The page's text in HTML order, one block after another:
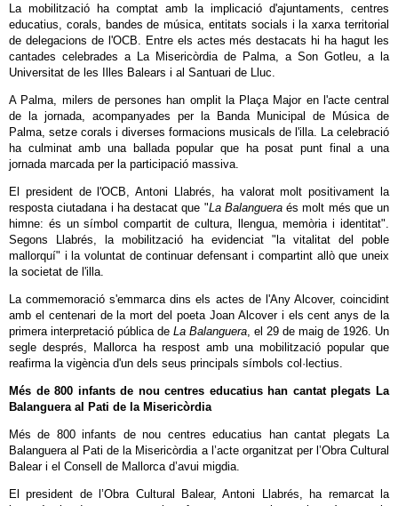
La mobilització ha comptat amb la implicació d'ajuntaments, centres
educatius, corals, bandes de música, entitats socials i la xarxa territorial
de delegacions de l'OCB. Entre els actes més destacats hi ha hagut les
cantades celebrades a La Misericòrdia de Palma, a Son Gotleu, a la
Universitat de les Illes Balears i al Santuari de Lluc.
A Palma, milers de persones han omplit la Plaça Major en l'acte central
de la jornada, acompanyades per la Banda Municipal de Música de
Palma, setze corals i diverses formacions musicals de l'illa. La celebració
ha culminat amb una ballada popular que ha posat punt final a una
jornada marcada per la participació massiva.
El president de l'OCB, Antoni Llabrés, ha valorat molt positivament la
resposta ciutadana i ha destacat que "La Balangueraés molt més que un
himne: és un símbol compartit de cultura, llengua, memòria i identitat".
Segons Llabrés, la mobilització ha evidenciat "la vitalitat del poble
mallorquí" i la voluntat de continuar defensant i compartint allò que uneix
la societat de l'illa.
La commemoració s'emmarca dins els actes de l'Any Alcover, coincidint
amb el centenari de la mort del poeta Joan Alcover i els cent anys de la
primera interpretació pública de La Balanguera, el 29 de maig de 1926. Un
segle després, Mallorca ha respost amb una mobilització popular que
reafirma la vigència d'un dels seus principals símbols col·lectius.
Més de 800 infants de nou centres educatius han cantat plegats La
Balanguera al Pati de la Misericòrdia
Més de 800 infants de nou centres educatius han cantat plegats La
Balanguera al Pati de la Misericòrdia a l’acte organitzat per l’Obra Cultural
Balear i el Consell de Mallorca d’avui migdia.
El president de l’Obra Cultural Balear, Antoni Llabrés, ha remarcat la